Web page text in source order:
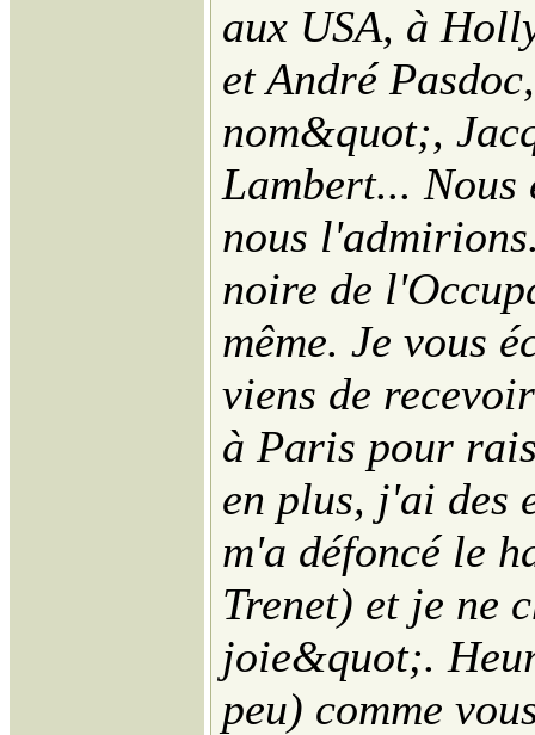
aux USA, à
et André
nom&quot;,
Lambert... Nous
nous
noire de
même. Je vous
viens de
à Paris pour
en plus, j'ai des
m'a défoncé le
Trenet) et je ne
joie&quot;.
peu) comme